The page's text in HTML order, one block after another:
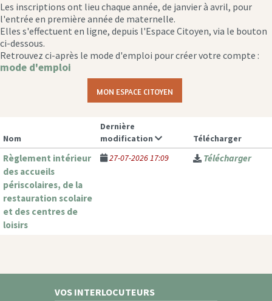
Les inscriptions ont lieu chaque année, de janvier à avril, pour
l'entrée en première année de maternelle.
Elles s'effectuent en ligne, depuis l'Espace Citoyen, via le bouton
ci-dessous.
Retrouvez ci-après le mode d'emploi pour créer votre compte :
mode d'emploi
MON ESPACE CITOYEN
Nom
Dernière
modification
Télécharger
Règlement intérieur
des accueils
périscolaires, de la
restauration scolaire
et des centres de
loisirs
27-07-2026 17:09 Télécharger
VOS INTERLOCUTEURS